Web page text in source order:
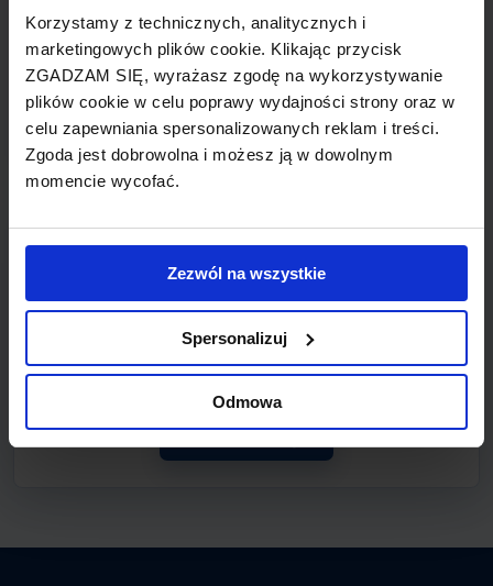
Korzystamy z technicznych, analitycznych i
marketingowych plików cookie. Klikając przycisk
ZGADZAM SIĘ, wyrażasz zgodę na wykorzystywanie
plików cookie w celu poprawy wydajności strony oraz w
celu zapewniania spersonalizowanych reklam i treści.
Zgoda jest dobrowolna i możesz ją w dowolnym
momencie wycofać.
Zezwól na wszystkie
Spersonalizuj
Odmowa
online lub telefoniczna
PŁATNOŚĆ
przelew, gotówka, karta
LINIA LOTNICZA
Air Berlin
połączenie.